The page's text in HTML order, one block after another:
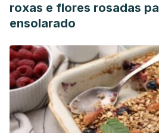
roxas e flores rosadas
ensolarado